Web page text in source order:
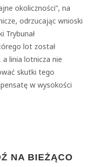
okoliczności”, na
odrzucając wnioski
Trybunał
lot został
linia lotnicza nie
skutki tego
w wysokości
NA BIEŻĄCO